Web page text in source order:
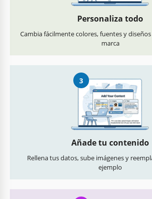
Personaliza todo
Cambia fácilmente colores, fuentes y
marca
3
Añade tu contenido
Rellena tus datos, sube imágenes y
ejemplo